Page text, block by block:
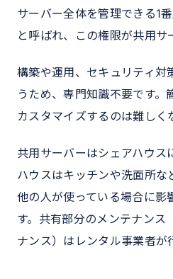
サーバー全体を管理できる1
と呼ばれ、この権限が共用サ
構築や運用、セキュリティ対
うため、専門知識不要です。
カスタマイズするのは難しく
共用サーバーはシェアハウス
ハウスはキッチンや洗面所な
他の人が使っている場合に影
す。共有部分のメンテナンス
ナンス）はレンタル事業者が